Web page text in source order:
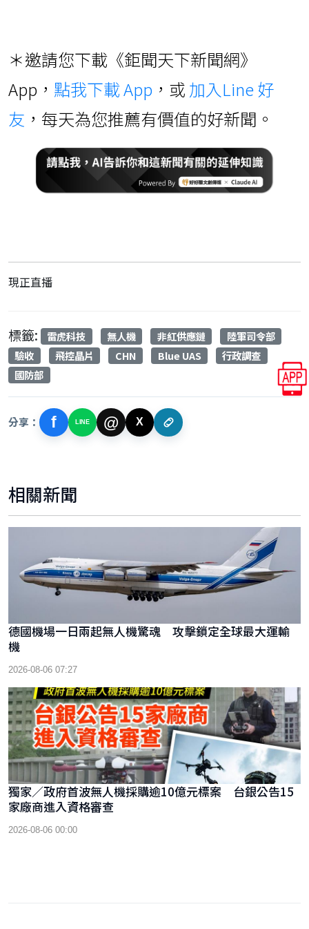
＊邀請您下載《鉅聞天下新聞網》
App， 點我下載 App ，或 加入Line 好
友 ，每天為您推薦有價值的好新聞。
現正直播
標籤: 雷虎科技 無人機 非紅供應鏈
陸軍司令部
驗收
飛控晶片 CHN Blue UAS
行政調查
國防部
分享： f LINE @ X
相關新聞
德國機場一日兩起無人機驚魂 攻擊鎖定全球最大運輸
機
2026-08-06 07:27
獨家／政府首波無人機採購逾10億元標案 台銀公告15
家廠商進入資格審查
2026-08-06 00:00